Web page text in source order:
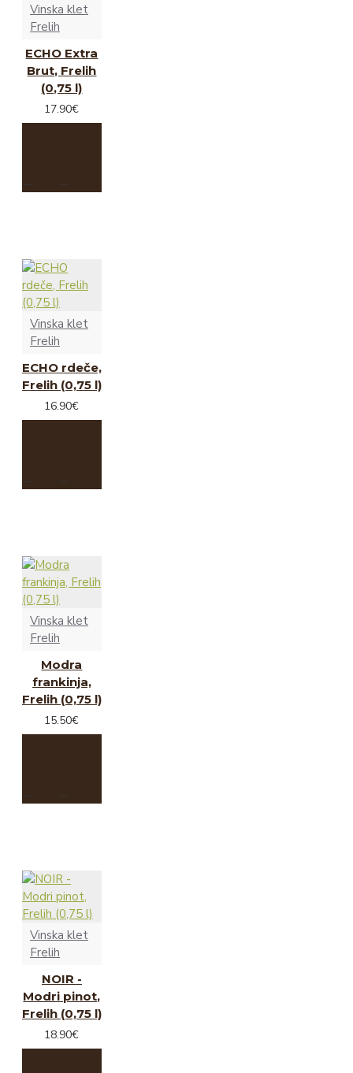
Vinska klet
Frelih
ECHO Extra
Brut, Frelih
(0,75 l)
17.90€
Vinska klet
Frelih
ECHO rdeče,
Frelih (0,75 l)
16.90€
Vinska klet
Frelih
Modra
frankinja,
Frelih (0,75 l)
15.50€
Vinska klet
Frelih
NOIR -
Modri pinot,
Frelih (0,75 l)
18.90€